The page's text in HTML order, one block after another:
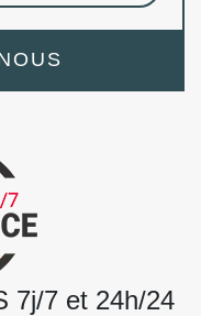
7j/7 et 24h/24